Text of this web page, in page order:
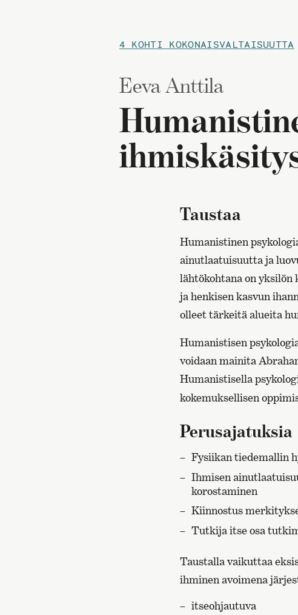
4 KOHTI KOKONAISVALTAISUUTTA
Eeva Anttila
Taustaa
Humanistinen
ainutlaatuisuutta ja
lähtökohtana on yksilön
ja henkisen kasvun
olleet tärkeitä alueita
Humanistisen
voidaan mainita
Humanistisella
kokemuksellisen
Perusajatuksia
Fysiikan tiedemallin
Ihmisen
korostaminen
Kiinnostus
Tutkija itse osa
Taustalla vaikuttaa
ihminen avoimena
itseohjautuva